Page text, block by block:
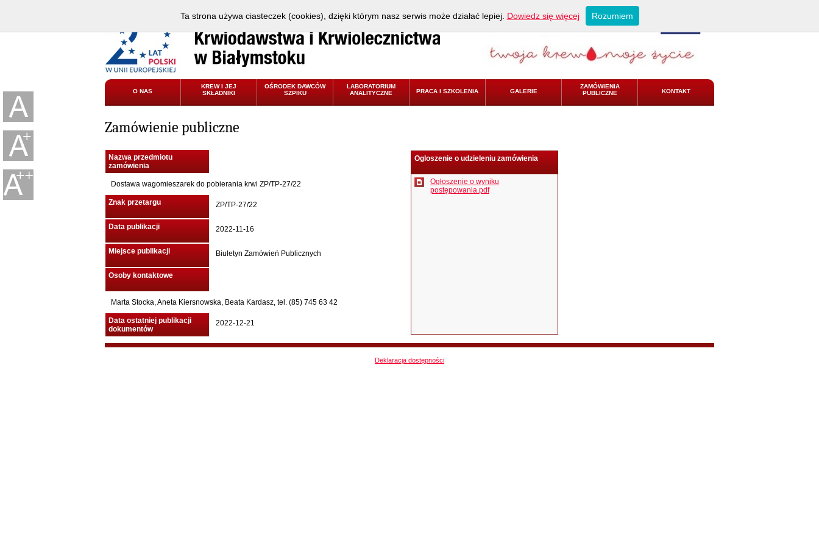
O NAS
KREW I JEJ
SKŁADNIKI
OŚRODEK DAWCÓW
SZPIKU
LABORATORIUM
ANALITYCZNE
PRACA I SZKOLENIA GALERIE
ZAMÓWIENIA
PUBLICZNE
KONTAKT
Zamówienie publiczne
Nazwa przedmiotu
zamówienia
Dostawa wagomieszarek do pobierania krwi ZP/TP-27/22
Znak przetargu ZP/TP-27/22
Data publikacji 2022-11-16
Miejsce publikacji Biuletyn Zamówień Publicznych
Osoby kontaktowe
Marta Stocka, Aneta Kiersnowska, Beata Kardasz, tel. (85) 745 63 42
Data ostatniej publikacji
dokumentów
2022-12-21
Ogloszenie o udzieleniu zamówienia
Ogłoszenie o wyniku
postępowania.pdf
Deklaracja dostępności
Ta strona używa ciasteczek (cookies), dzięki którym nasz serwis może działać lepiej. Dowiedz się więcej Rozumiem